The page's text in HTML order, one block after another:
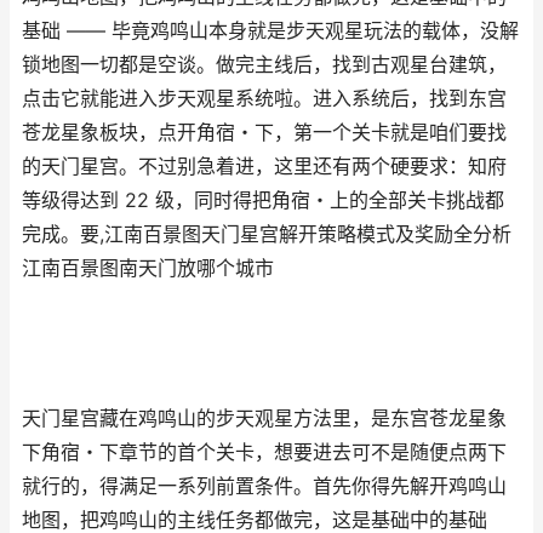
基础 —— 毕竟鸡鸣山本身就是步天观星玩法的载体，没解
锁地图一切都是空谈。做完主线后，找到古观星台建筑，
点击它就能进入步天观星系统啦。进入系统后，找到东宫
苍龙星象板块，点开角宿・下，第一个关卡就是咱们要找
的天门星宫。不过别急着进，这里还有两个硬要求：知府
等级得达到 22 级，同时得把角宿・上的全部关卡挑战都
完成。要,江南百景图天门星宫解开策略模式及奖励全分析
江南百景图南天门放哪个城市
天门星宫藏在鸡鸣山的步天观星方法里，是东宫苍龙星象
下角宿・下章节的首个关卡，想要进去可不是随便点两下
就行的，得满足一系列前置条件。首先你得先解开鸡鸣山
地图，把鸡鸣山的主线任务都做完，这是基础中的基础